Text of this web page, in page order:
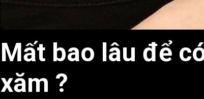
Mất bao lâu để
xăm ?